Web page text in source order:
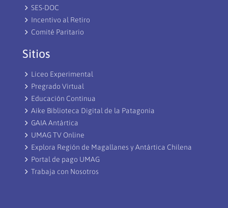
SES-DOC
Incentivo al Retiro
Comité Paritario
Sitios
Liceo Experimental
Pregrado Virtual
Educación Continua
Aike Biblioteca Digital de la Patagonia
GAIA Antártica
UMAG TV Online
Explora Región de Magallanes y Antártica Chilena
Portal de pago UMAG
Trabaja con Nosotros